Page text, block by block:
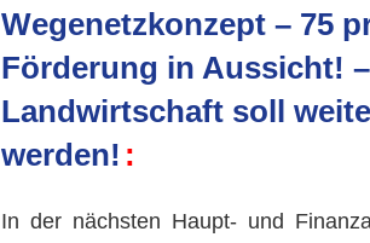
Wegenetzkonzept – 75
Förderung in Aussicht!
Landwirtschaft soll
werden!
In der nächsten Haupt- und